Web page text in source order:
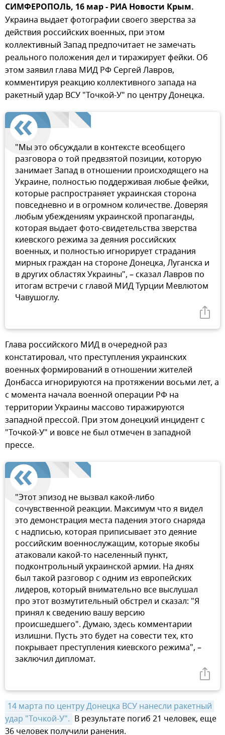
СИМФЕРОПОЛЬ, 16 мар - РИА Новости Крым.
Украина выдает фотографии своего зверства за
действия российских военных, при этом
коллективный Запад предпочитает не замечать
реального положения дел и тиражирует фейки. Об
этом заявил глава МИД РФ Сергей Лавров,
комментируя реакцию коллективного запада на
ракетный удар ВСУ "Точкой-У" по центру Донецка.
"Мы это обсуждали в контексте всеобщего
разговора о той предвзятой позиции, которую
занимает Запад в отношении происходящего на
Украине, полностью поддерживая любые фейки,
которые распространяет украинская сторона
повседневно и в огромном количестве. Доверяя
любым убеждениям украинской пропаганды,
которая выдает фото-свидетельства зверства
киевского режима за деяния российских
военных, и полностью игнорирует страдания
мирных граждан на стороне Донецка, Луганска и
в других областях Украины", – сказал Лавров по
итогам встречи с главой МИД Турции Мевлютом
Чавушоглу.
Глава российского МИД в очередной раз
констатировал, что преступления украинских
военных формирований в отношении жителей
Донбасса игнорируются на протяжении восьми лет, а
с момента начала военной операции РФ на
территории Украины массово тиражируются
западной прессой. При этом донецкий инцидент с
"Точкой-У" и вовсе не был отмечен в западной
прессе.
"Этот эпизод не вызвал какой-либо
сочувственной реакции. Максимум что я видел
это демонстрация места падения этого снаряда
с надписью, которая приписывает это деяние
российским военнослужащим, которые якобы
атаковали какой-то населенный пункт,
подконтрольный украинской армии. На днях
был такой разговор с одним из европейских
лидеров, который внимательно все выслушал
про этот возмутительный обстрел и сказал: "Я
принял к сведению вашу версию
происшедшего". Думаю, здесь комментарии
излишни. Пусть это будет на совести тех, кто
покрывает преступления киевского режима", –
заключил дипломат.
14 марта по центру Донецка ВСУ нанесли ракетный
удар "Точкой-У". В результате погиб 21 человек, еще
36 человек получили ранения.